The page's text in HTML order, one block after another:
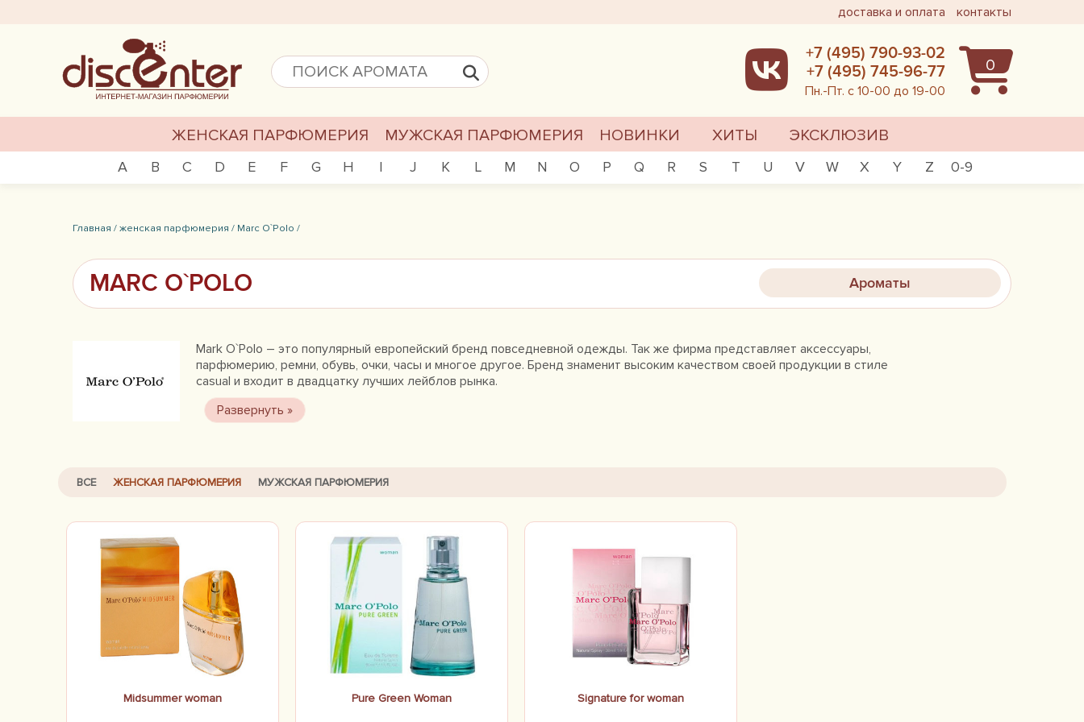
доставка и оплата контакты
0
+7 (495) 790-93-02
+7 (495) 745-96-77
Пн.-Пт. с 10-00 до 19-00
ЖЕНСКАЯ ПАРФЮМЕРИЯ МУЖСКАЯ ПАРФЮМЕРИЯ НОВИНКИ ХИТЫ ЭКСКЛЮЗИВ
A B C D E F G H I J K L M N O P Q R S T U V W X Y Z 0-9
Главная /женская парфюмерия / Marc O`Polo /
MARC O`POLO Ароматы
Mark O`Polo – это популярный европейский бренд повседневной одежды. Так же фирма представляет аксессуары,
парфюмерию, ремни, обувь, очки, часы и многое другое. Бренд знаменит высоким качеством своей продукции в стиле
casual и входит в двадцатку лучших лейблов рынка.
ВСЕ ЖЕНСКАЯ ПАРФЮМЕРИЯ МУЖСКАЯ ПАРФЮМЕРИЯ
Midsummer woman Pure Green Woman Signature for woman